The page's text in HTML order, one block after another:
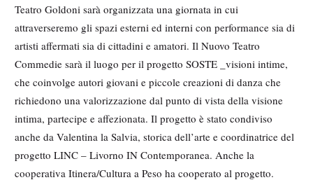
Teatro Goldoni sarà organizzata una giornata in cui
attraverseremo gli spazi esterni ed interni con performance sia di
artisti affermati sia di cittadini e amatori. Il Nuovo Teatro
Commedie sarà il luogo per il progetto SOSTE _visioni intime,
che coinvolge autori giovani e piccole creazioni di danza che
richiedono una valorizzazione dal punto di vista della visione
intima, partecipe e affezionata. Il progetto è stato condiviso
anche da Valentina la Salvia, storica dell’arte e coordinatrice del
progetto LINC – Livorno IN Contemporanea. Anche la
cooperativa Itinera/Cultura a Peso ha cooperato al progetto.